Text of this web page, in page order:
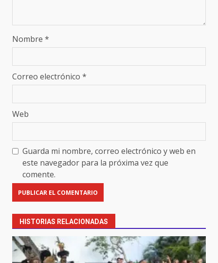
Nombre *
Correo electrónico *
Web
Guarda mi nombre, correo electrónico y web en
este navegador para la próxima vez que
comente.
HISTORIAS RELACIONADAS